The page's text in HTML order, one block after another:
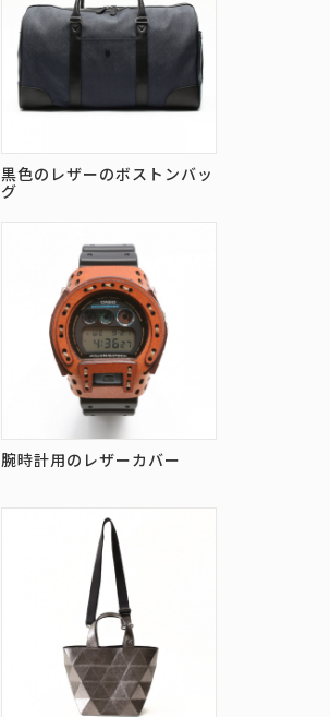
黒色のレザーのボストンバッ
グ
腕時計用のレザーカバー